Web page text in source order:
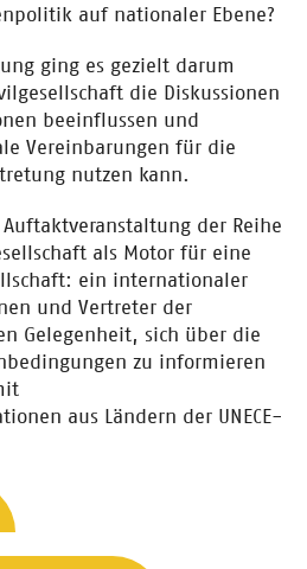
auf nationaler Ebene?
ging es gezielt darum
die Diskussionen
beeinflussen und
Vereinbarungen für die
nutzen kann.
der Reihe
als Motor für eine
ein internationaler
und Vertreter der
Gelegenheit, sich über die
zu informieren
aus Ländern der UNECE-